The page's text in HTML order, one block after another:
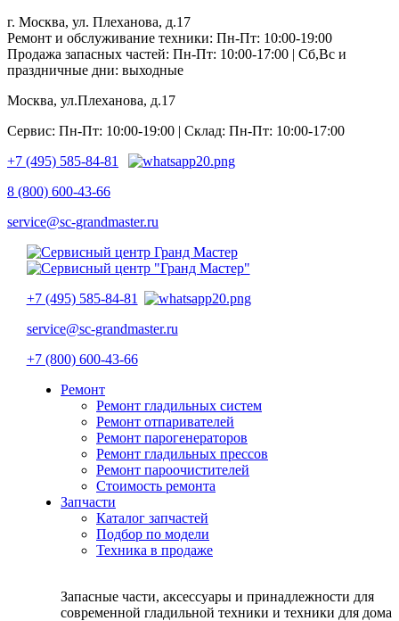
г. Москва, ул. Плеханова, д.17
Ремонт и обслуживание техники: Пн-Пт: 10:00-19:00
Продажа запасных частей: Пн-Пт: 10:00-17:00 | Сб,Вс и
праздничные дни: выходные
Москва, ул.Плеханова, д.17
Сервис: Пн-Пт: 10:00-19:00 | Склад: Пн-Пт: 10:00-17:00
+7 (495) 585-84-81
8 (800) 600-43-66
service@sc-grandmaster.ru
+7 (495) 585-84-81
service@sc-grandmaster.ru
+7 (800) 600-43-66
Ремонт
Ремонт гладильных систем
Ремонт отпаривателей
Ремонт парогенераторов
Ремонт гладильных прессов
Ремонт пароочистителей
Стоимость ремонта
Запчасти
Каталог запчастей
Подбор по модели
Техника в продаже
Запасные части, аксессуары и принадлежности для
современной гладильной техники и техники для дома